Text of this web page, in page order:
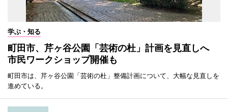
学ぶ・知る
町田市、芹ヶ谷公園「芸術の杜」計画を見直しへ
市民ワークショップ開催も
町田市は、芹ヶ谷公園「芸術の杜」整備計画について、大幅な見直しを
進めている。